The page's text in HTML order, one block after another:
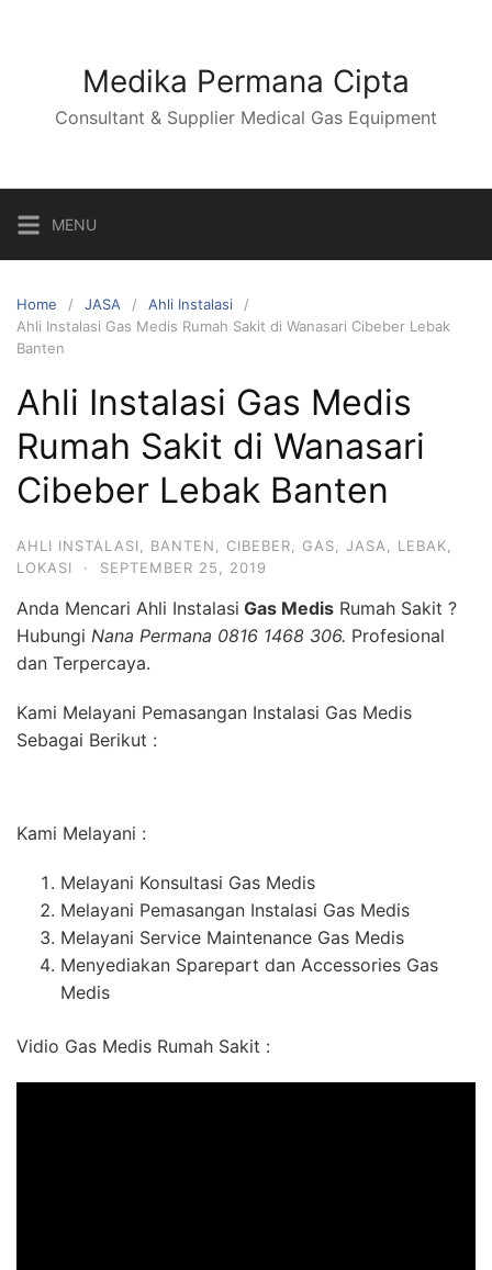
Medika Permana Cipta
Consultant & Supplier Medical Gas Equipment
MENU
Home JASA
Ahli Instalasi
Ahli Instalasi Gas Medis Rumah Sakit di Wanasari Cibeber Lebak
Banten
Ahli Instalasi Gas Medis
Rumah Sakit di Wanasari
Cibeber Lebak Banten
AHLI INSTALASI BANTEN CIBEBER GAS JASA LEBAK
LOKASI
· SEPTEMBER 25, 2019
Anda Mencari Ahli Instalasi Gas Medis Rumah Sakit ?
Hubungi Nana Permana 0816 1468 306. Profesional
dan Terpercaya.
Kami Melayani Pemasangan Instalasi Gas Medis
Sebagai Berikut :
Kami Melayani :
Melayani Konsultasi Gas Medis
Melayani Pemasangan Instalasi Gas Medis
Melayani Service Maintenance Gas Medis
Menyediakan Sparepart dan Accessories Gas
Medis
Vidio Gas Medis Rumah Sakit :